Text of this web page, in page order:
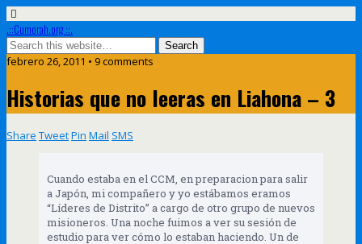
.::Cumorah.org ::.
febrero 26, 2011 • 9 comments
Historias que no leeras en Liahona – 3
Share TweetPin Mail SMS
Cuando estaba en el CCM, en preparacion para salir
a Japón, mi compañero y yo estábamos eramos
“Líderes de Distrito” a cargo de otro grupo de nuevos
misioneros. Una noche fuimos a ver su sesión de
estudio para ver cómo lo estaban haciendo. Un de